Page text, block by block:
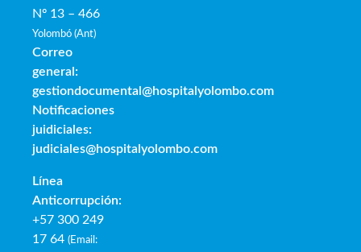
Nº 13 – 466
Yolombó (Ant)
Correo
general:
gestiondocumental@hospitalyolombo.com
Notificaciones
juidiciales:
judiciales@hospitalyolombo.com
Línea
Anticorrupción:
+57 300 249
17 64 (Email: